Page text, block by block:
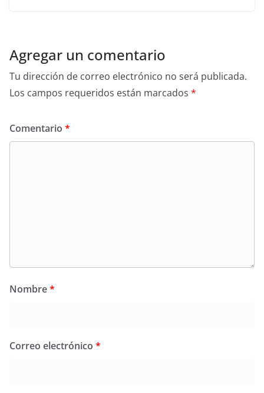
Agregar un comentario
Tu dirección de correo electrónico no será publicada.
Los campos requeridos están marcados *
Comentario *
Nombre*
Correo electrónico *